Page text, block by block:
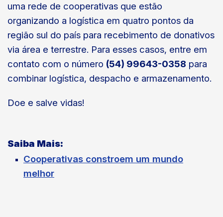
uma rede de cooperativas que estão
organizando a logística em quatro pontos da
região sul do país para recebimento de donativos
via área e terrestre. Para esses casos, entre em
contato com o número (54) 99643-0358 para
combinar logística, despacho e armazenamento.
Doe e salve vidas!
Saiba Mais:
Cooperativas constroem um mundo
melhor